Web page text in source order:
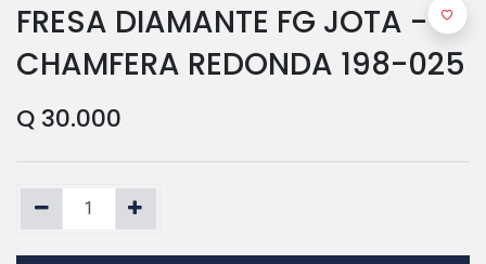
FRESA DIAMANTE FG JOTA -
CHAMFERA REDONDA 198-025
Q 30.000